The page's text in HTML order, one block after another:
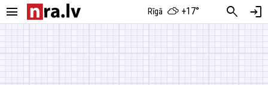
menu Rīgā +17° search login